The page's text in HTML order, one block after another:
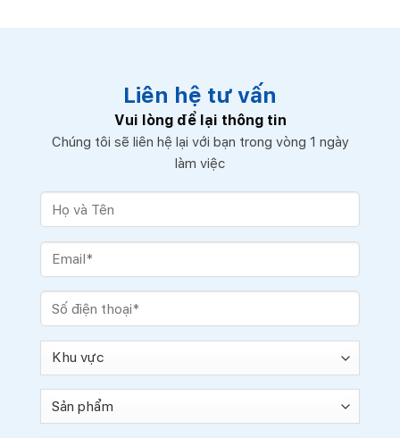
Liên hệ tư vấn
Vui lòng để lại thông tin
Chúng tôi sẽ liên hệ lại với bạn trong vòng 1 ngày
làm việc